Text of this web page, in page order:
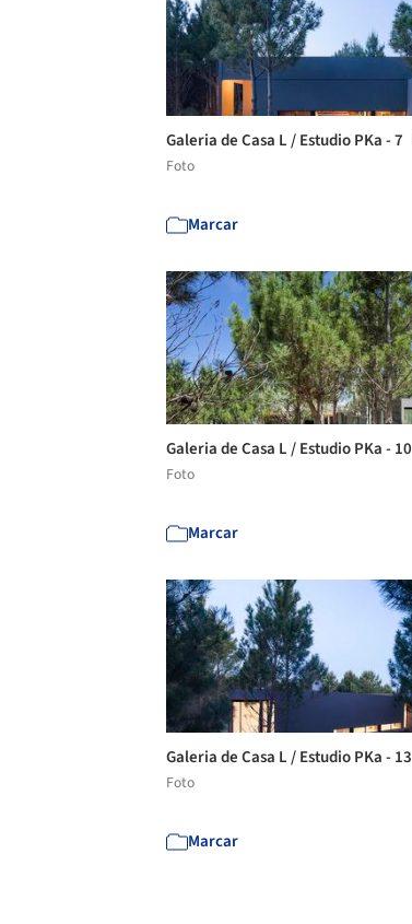
Galeria de Casa L / Estudio PKa - 7
Foto
Marcar
Galeria de Casa L / Estudio PKa - 10
Foto
Marcar
Galeria de Casa L / Estudio PKa - 13
Foto
Marcar